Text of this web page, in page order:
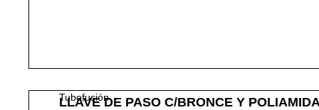
Tubofusión
LLAVE DE PASO C/BRONCE Y